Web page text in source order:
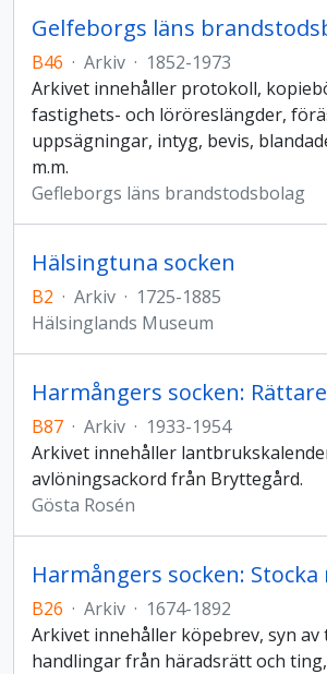
B46 · Arkiv · 1852-1973
Arkivet innehåller protokoll,
fastighets- och löröreslängder,
uppsägningar, intyg, bevis,
m.m.
Gefleborgs läns brandstodsbolag
Hälsingtuna socken
B2 · Arkiv · 1725-1885
Hälsinglands Museum
B87 · Arkiv · 1933-1954
Arkivet innehåller
avlöningsackord från Bryttegård.
Gösta Rosén
B26 · Arkiv · 1674-1892
Arkivet innehåller köpebrev, syn
handlingar från häradsrätt och ting,